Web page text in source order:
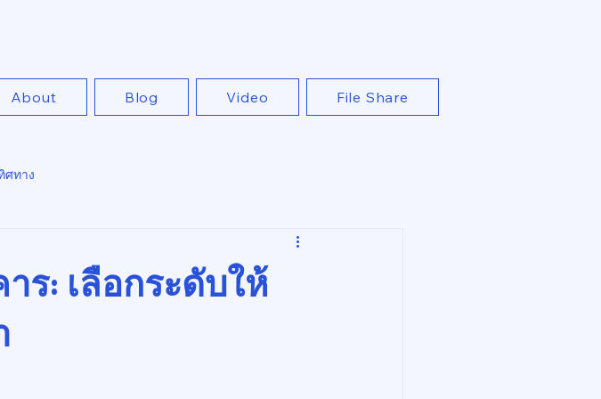
About Blog Video File Share
ศทาง
ร: เลือกระดับให้